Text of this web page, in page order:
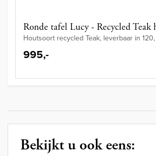
Ronde tafel Lucy - Recycled Teak
Houtsoort recycled Teak, leverbaar in
995,-
Bekijkt u ook eens: